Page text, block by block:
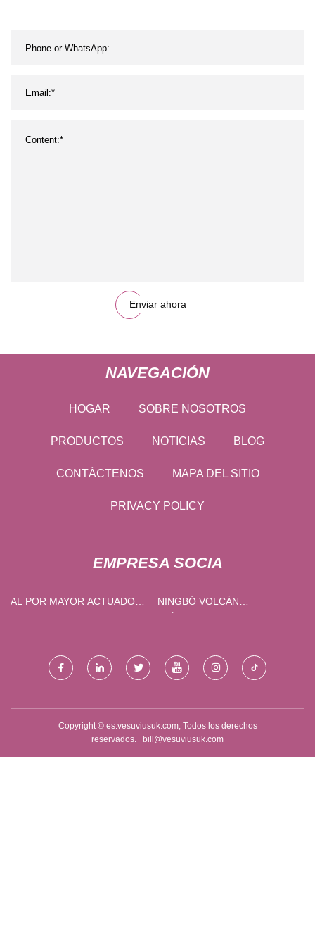
Enviar ahora
NAVEGACIÓN
HOGAR SOBRE NOSOTROS
PRODUCTOS NOTICIAS BLOG
CONTÁCTENOS MAPA DEL SITIO
PRIVACY POLICY
EMPRESA SOCIA
AL POR MAYOR ACTUADOR
NINGBÓ VOLCÁN
Copyright © es.vesuviusuk.com, Todos los derechos
reservados. bill@vesuviusuk.com